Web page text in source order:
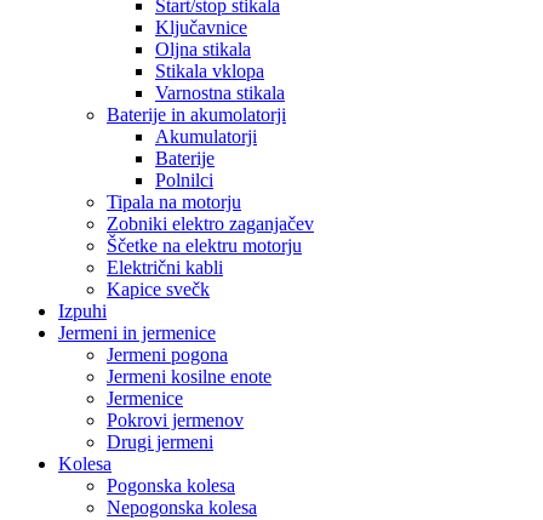
Start/stop stikala
Ključavnice
Oljna stikala
Stikala vklopa
Varnostna stikala
Baterije in akumolatorji
Akumulatorji
Baterije
Polnilci
Tipala na motorju
Zobniki elektro zaganjačev
Ščetke na elektru motorju
Električni kabli
Kapice svečk
Izpuhi
Jermeni in jermenice
Jermeni pogona
Jermeni kosilne enote
Jermenice
Pokrovi jermenov
Drugi jermeni
Kolesa
Pogonska kolesa
Nepogonska kolesa